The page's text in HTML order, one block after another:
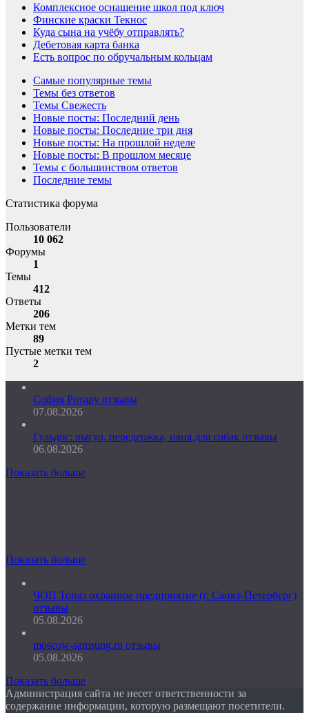
Комплексное оснащение школ под ключ
Финские краски Текнос
Куда сына на учёбу отправлять?
Дебетовая карта банка
Есть вопрос по обручальным кольцам
Самые популярные темы
Темы без ответов
Темы Свежесть
Новые посты: Последний день
Новые посты: Последние три дня
Новые посты: На прошлой неделе
Новые посты: В прошлом месяце
Темы с большинством ответов
Последние темы
Статистика форума
Пользователи
10 062
Форумы
1
Темы
412
Ответы
206
Метки тем
89
Пустые метки тем
2
София Ротару отзывы
07.08.2026
Гульдог: выгул, передержка, няня для собак отзывы
06.08.2026
Показать больше
Показать больше
ЧОП Топаз охранное предприятие (г. Санкт-Петербург)
отзывы
05.08.2026
moscow-samsung.ru отзывы
05.08.2026
Показать больше
Администрация сайта не несет ответственности за
содержание информации, которую размещают посетители.